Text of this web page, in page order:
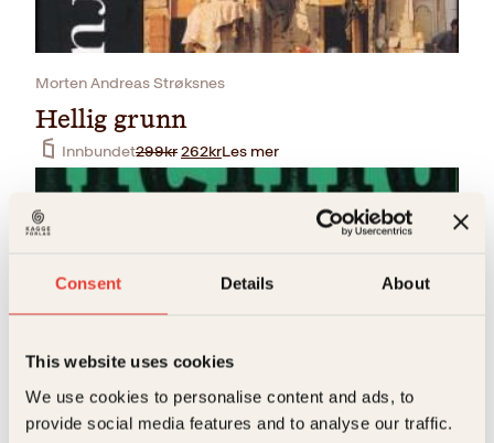
Consent Details About
This website uses cookies
We use cookies to personalise content and ads, to
provide social media features and to analyse our traffic.
i
g
p
r
s
a
r
:
p
r
i
s
3
0
5
Morten Andreas Strøksnes
Hellig grunn
Innbundet299krO
p
p
p
i
s
262krN
å
v
d
i
e
r
Les mer
Morten Andreas Strøksnes
Hellig grunn